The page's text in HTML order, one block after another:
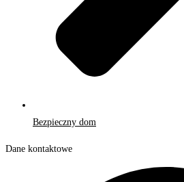
Bezpieczny dom
Dane kontaktowe